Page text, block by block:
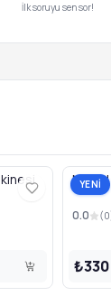
İlk soruyu sen sor!
YENİ
Newal
0.0 (0
₺330